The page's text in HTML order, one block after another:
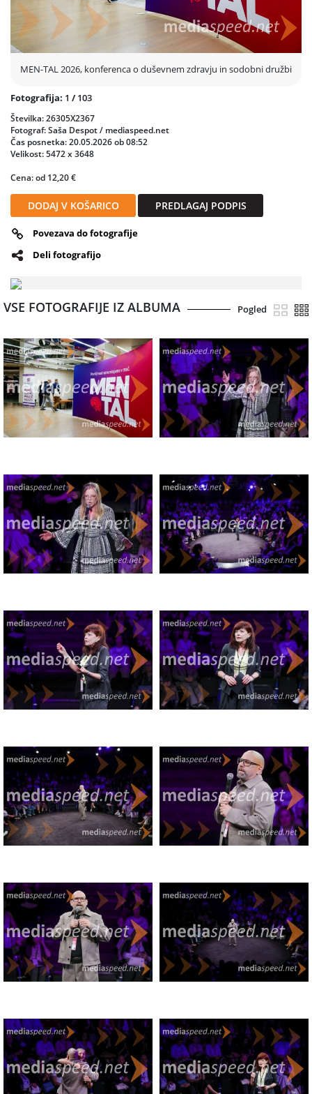
Dogodek je potekal pod častnim pokroviteljstvom predsednice
Republike Slovenije Nataša Pirc Musar in imel tudi dobrodelno
noto, saj so bila sredstva namenjena podpori Hospic - Slovensko
društvo za pomoč umirajočim in njihovim svojcem.
MEN-TAL 2026, konferenca o duševnem zdravju in sodobni družbi
Fotografija: 1 /103
Številka: 26305X2367
Fotograf: Saša Despot / mediaspeed.net
Čas posnetka: 20.05.2026 ob 08:52
Velikost: 5472 x 3648
Cena: od 12,20 €
DODAJ V KOŠARICO PREDLAGAJ PODPIS
Povezava do fotografije
Deli fotografijo
VSE FOTOGRAFIJE IZ ALBUMA Pogled